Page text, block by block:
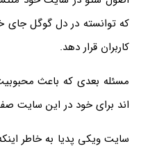
که توانسته در دل گوگل جای
کاربران قرار دهد.
مسئله بعدی که باعث
اند برای خود در این سایت
سایت ویکی پدیا به خاطر